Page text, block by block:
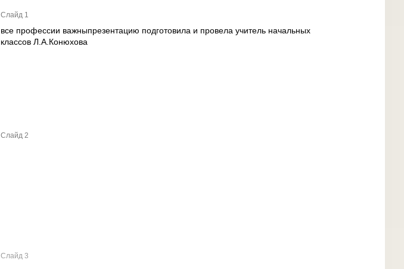
Слайд 1
все профессии важныпрезентацию подготовила и провела учитель начальных
классов Л.А.Конюхова
Слайд 2
Слайд 3